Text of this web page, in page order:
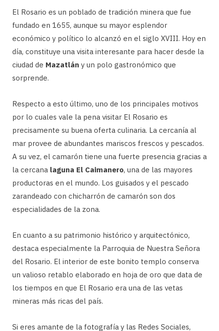
El Rosario es un poblado de tradición minera que fue
fundado en 1655, aunque su mayor esplendor
económico y político lo alcanzó en el siglo XVIII. Hoy en
día, constituye una visita interesante para hacer desde la
ciudad de Mazatlán y un polo gastronómico que
sorprende.
Respecto a esto último, uno de los principales motivos
por lo cuales vale la pena visitar El Rosario es
precisamente su buena oferta culinaria. La cercanía al
mar provee de abundantes mariscos frescos y pescados.
A su vez, el camarón tiene una fuerte presencia gracias a
la cercana laguna El Caimanero, una de las mayores
productoras en el mundo. Los guisados y el pescado
zarandeado con chicharrón de camarón son dos
especialidades de la zona.
En cuanto a su patrimonio histórico y arquitectónico,
destaca especialmente la Parroquia de Nuestra Señora
del Rosario. El interior de este bonito templo conserva
un valioso retablo elaborado en hoja de oro que data de
los tiempos en que El Rosario era una de las vetas
mineras más ricas del país.
Si eres amante de la fotografía y las Redes Sociales,